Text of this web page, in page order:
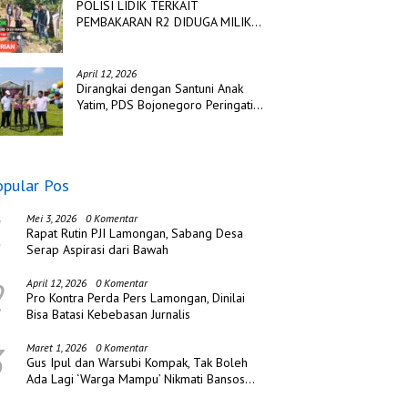
POLISI LIDIK TERKAIT
PEMBAKARAN R2 DIDUGA MILIK
April 12, 2026
Dirangkai dengan Santuni Anak
Yatim, PDS Bojonegoro Peringati
Pos
Mei 3, 2026 0 Komentar
Rapat Rutin PJI Lamongan, Sabang Desa
Serap Aspirasi dari Bawah
April 12, 2026 0 Komentar
Pro Kontra Perda Pers Lamongan, Dinilai
Bisa Batasi Kebebasan Jurnalis
Maret 1, 2026 0 Komentar
Gus Ipul dan Warsubi Kompak, Tak Boleh
Ada Lagi ‘Warga Mampu’ Nikmati Bansos